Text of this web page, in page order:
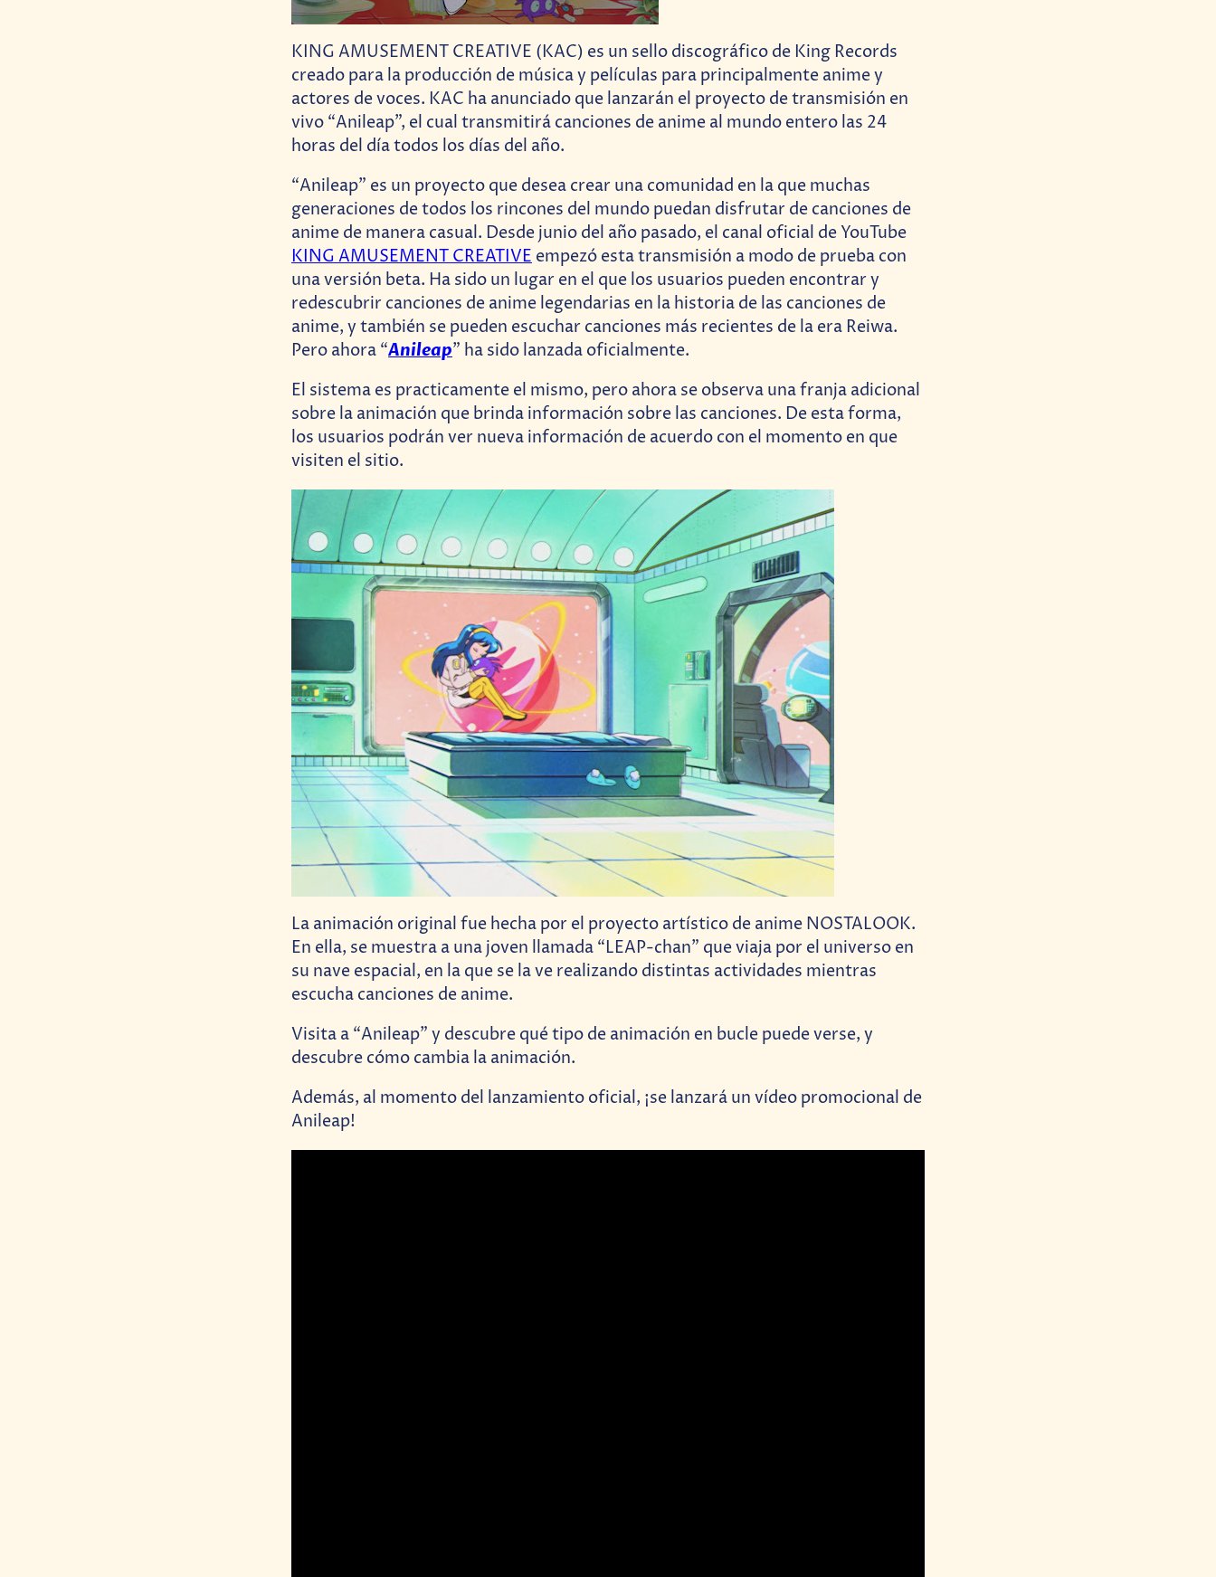
KING AMUSEMENT CREATIVE (KAC) es un sello discográfico de King Records
creado para la producción de música y películas para principalmente anime y
actores de voces. KAC ha anunciado que lanzarán el proyecto de transmisión en
vivo “Anileap”, el cual transmitirá canciones de anime al mundo entero las 24
horas del día todos los días del año.
“Anileap” es un proyecto que desea crear una comunidad en la que muchas
generaciones de todos los rincones del mundo puedan disfrutar de canciones de
anime de manera casual. Desde junio del año pasado, el canal oficial de YouTube
KING AMUSEMENT CREATIVE empezó esta transmisión a modo de prueba con
una versión beta. Ha sido un lugar en el que los usuarios pueden encontrar y
redescubrir canciones de anime legendarias en la historia de las canciones de
anime, y también se pueden escuchar canciones más recientes de la era Reiwa.
Pero ahora “Anileap” ha sido lanzada oficialmente.
El sistema es practicamente el mismo, pero ahora se observa una franja adicional
sobre la animación que brinda información sobre las canciones. De esta forma,
los usuarios podrán ver nueva información de acuerdo con el momento en que
visiten el sitio.
La animación original fue hecha por el proyecto artístico de anime NOSTALOOK.
En ella, se muestra a una joven llamada “LEAP-chan” que viaja por el universo en
su nave espacial, en la que se la ve realizando distintas actividades mientras
escucha canciones de anime.
Visita a “Anileap” y descubre qué tipo de animación en bucle puede verse, y
descubre cómo cambia la animación.
Además, al momento del lanzamiento oficial, ¡se lanzará un vídeo promocional de
Anileap!